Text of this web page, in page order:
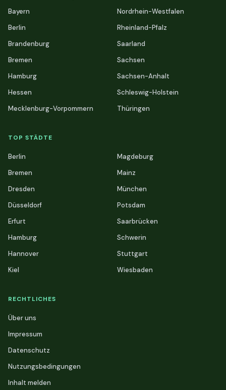
Bayern
Berlin
Brandenburg
Bremen
Hamburg
Hessen
Mecklenburg-Vorpommern
Nordrhein-Westfalen
Rheinland-Pfalz
Saarland
Sachsen
Sachsen-Anhalt
Schleswig-Holstein
Thüringen
TOP STÄDTE
Berlin
Bremen
Dresden
Düsseldorf
Erfurt
Hamburg
Hannover
Kiel
Magdeburg
Mainz
München
Potsdam
Saarbrücken
Schwerin
Stuttgart
Wiesbaden
RECHTLICHES
Über uns
Impressum
Datenschutz
Nutzungsbedingungen
Inhalt melden